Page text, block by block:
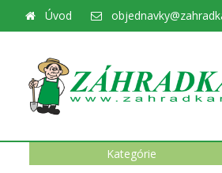
Úvod
Kategórie